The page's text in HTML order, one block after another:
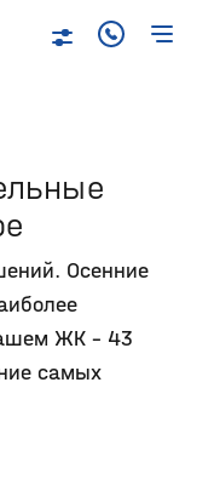
Осенние
ЖК – 43
самых